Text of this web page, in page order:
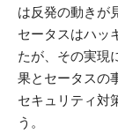
は反発の動きが
セータスはハッ
たが、その実現
果とセータスの
セキュリティ対
う。